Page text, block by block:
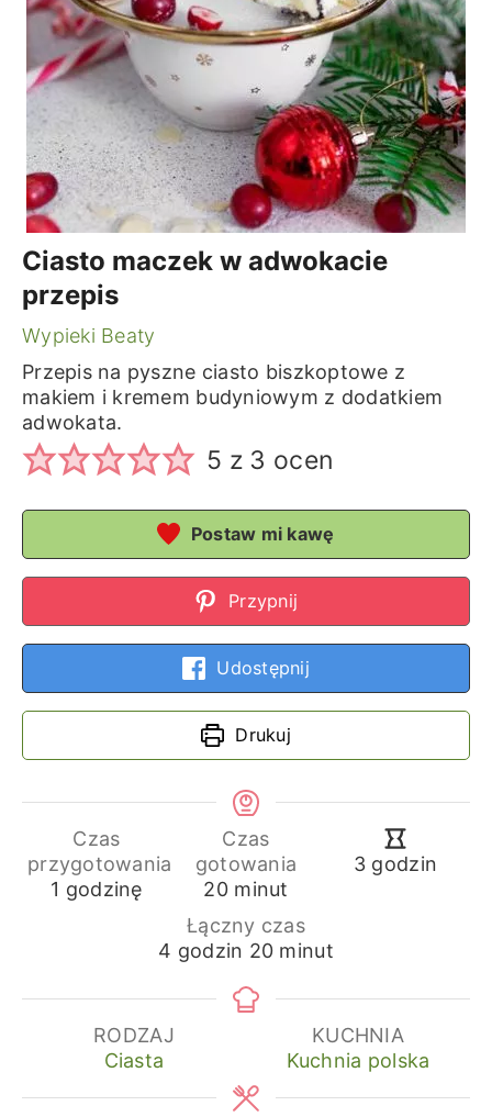
Ciasto maczek w adwokacie
przepis
Wypieki Beaty
Przepis na pyszne ciasto biszkoptowe z
makiem i kremem budyniowym z dodatkiem
adwokata.
5 z 3 ocen
Postaw mi kawę
Przypnij
Udostępnij
Drukuj
Czas
przygotowania
1 godzina
godzinę
Czas
gotowania
20minuty
minut
3godziny
godzin
Łączny czas
4 godziny
godzin 20minuty
minut
RODZAJ
Ciasta
KUCHNIA
Kuchnia polska